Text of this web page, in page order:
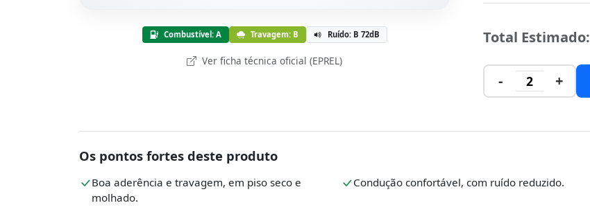
Combustível: A Travagem: B Ruído: B 72dB
Ver ficha técnica oficial (EPREL)
Total Estimado:
- 2 +
Os pontos fortes deste produto
Boa aderência e travagem, em piso seco e
molhado.
Condução confortável, com ruído reduzido.